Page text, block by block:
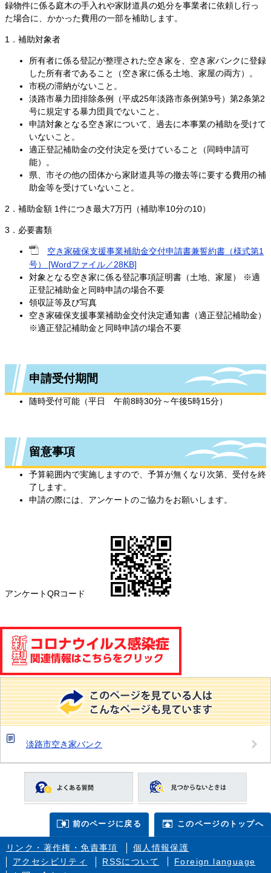
録物件に係る庭木の手入れや家財道具の処分を事業者に依頼し行っ
た場合に、かかった費用の一部を補助します。
1．補助対象者
所有者に係る登記が整理された空き家を、空き家バンクに登録
した所有者であること（空き家に係る土地、家屋の両方）。
市税の滞納がないこと。
淡路市暴力団排除条例（平成25年淡路市条例第9号）第2条第2
号に規定する暴力団員でないこと。
申請対象となる空き家について、過去に本事業の補助を受けて
いないこと。
適正登記補助金の交付決定を受けていること（同時申請可
能）。
県、市その他の団体から家財道具等の撤去等に要する費用の補
助金等を受けていないこと。
2．補助金額 1件につき最大7万円（補助率10分の10）
3．必要書類
空き家確保支援事業補助金交付申請書兼誓約書（様式第1
号） [Wordファイル／28KB]
対象となる空き家に係る登記事項証明書（土地、家屋） ※適
正登記補助金と同時申請の場合不要
領収証等及び写真
空き家確保支援事業補助金交付決定通知書（適正登記補助金）
※適正登記補助金と同時申請の場合不要
申請受付期間
随時受付可能（平日 午前8時30分～午後5時15分）
留意事項
予算範囲内で実施しますので、予算が無くなり次第、受付を終
了します。
申請の際には、アンケートのご協力をお願いします。
アンケートQRコード
淡路市空き家バンク
前のページに戻る このページのトップへ
リンク・著作権・免責事項
個人情報保護
アクセシビリティ
RSSについて
Foreign language